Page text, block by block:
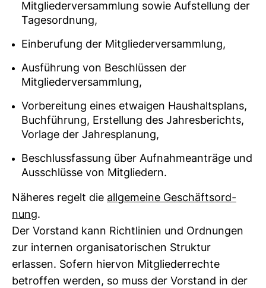
Mitgliederversammlung sowie Aufstellung der
Tagesordnung,
Einberufung der Mitgliederversammlung,
Ausführung von Beschlüssen der
Mitgliederversammlung,
Vorbereitung eines etwaigen Haushaltsplans,
Buchführung, Erstellung des Jahresberichts,
Vorlage der Jahresplanung,
Beschlussfassung über Aufnahmeanträge und
Ausschlüsse von Mitgliedern.
Näheres regelt die all­ge­meine Geschäfts­ord­
nung.
Der Vor­stand kann Richt­li­nien und Ord­nungen
zur internen orga­ni­sa­to­ri­schen Struktur
erlassen. Sofern hiervon Mit­glie­der­rechte
betroffen werden, so muss der Vor­stand in der